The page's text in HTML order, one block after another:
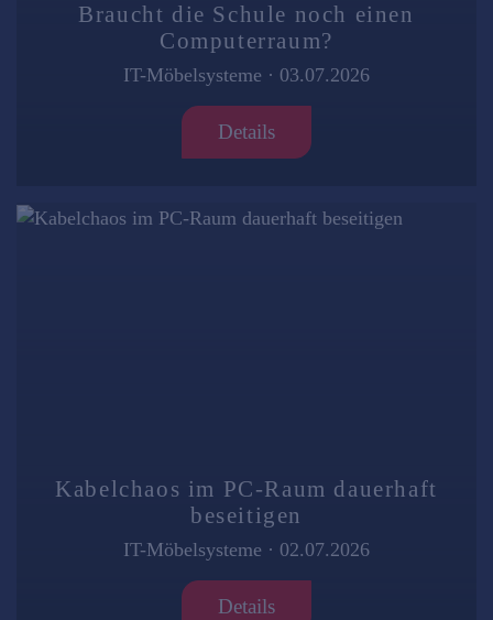
Braucht die Schule noch einen
Computerraum?
IT-Möbelsysteme · 03.07.2026
Details
Kabelchaos im PC-Raum dauerhaft
beseitigen
IT-Möbelsysteme · 02.07.2026
Details